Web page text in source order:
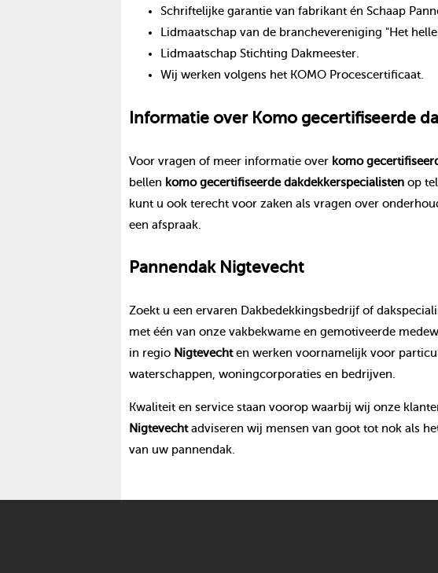
Schriftelijke garantie van fabrikant én Schaap
Lidmaatschap van de branchevereniging "Het
Lidmaatschap Stichting Dakmeester.
Wij werken volgens het KOMO Procescertificaat.
Informatie over Komo gecertifiseerde
Voor vragen of meer informatie over komo
bellen komo gecertifiseerde dakdekkerspecialistenop
kunt u ook terecht voor zaken als vragen over
een afspraak.
Pannendak Nigtevecht
Zoekt u een ervaren Dakbedekkingsbedrijf of
met één van onze vakbekwame en gemotiveerde
in regio Nigtevechten werken voornamelijk voor
waterschappen, woningcorporaties en bedrijven.
Kwaliteit en service staan voorop waarbij wij onze
Nigtevechtadviseren wij mensen van goot tot nok als
van uw pannendak.